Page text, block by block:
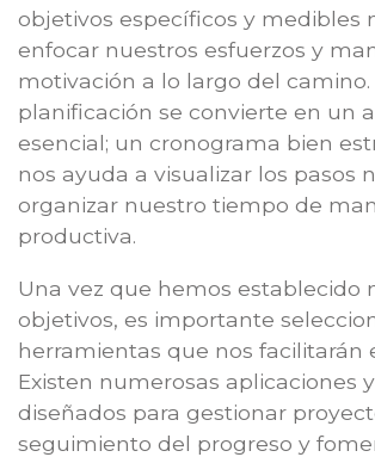
objetivos específicos y medibles
enfocar nuestros esfuerzos y
motivación a lo largo del camino.
planificación se convierte en un
esencial; un cronograma bien
nos ayuda a visualizar los pasos
organizar nuestro tiempo de
productiva.
Una vez que hemos establecido
objetivos, es importante
herramientas que nos facilitarán
Existen numerosas aplicaciones
diseñados para gestionar
seguimiento del progreso y